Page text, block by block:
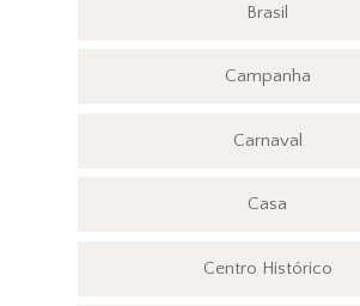
Brasil
Campanha
Carnaval
Casa
Centro Histórico